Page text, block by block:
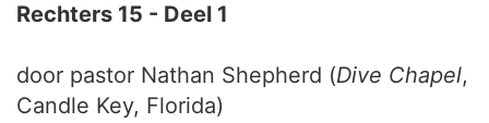
Rechters 15 - Deel 1
door pastor Nathan Shepherd (Dive Chapel,
Candle Key, Florida)